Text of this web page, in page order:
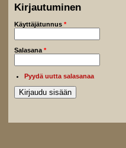
Kirjautuminen
Käyttäjätunnus *
Salasana *
Pyydä uutta salasanaa